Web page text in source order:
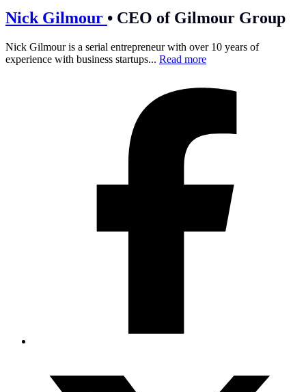
Nick Gilmour • CEO of Gilmour Group
Nick Gilmour is a serial entrepreneur with over 10 years of
experience with business startups... Read more